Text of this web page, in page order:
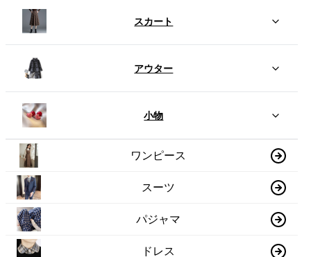
スカート
アウター
小物
ワンピース
スーツ
パジャマ
ドレス